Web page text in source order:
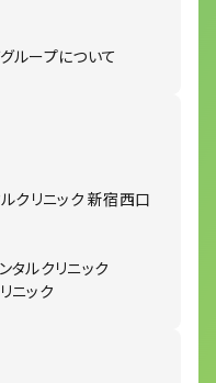
ループについて
クリニック 新宿西口
タルクリニック
ニック